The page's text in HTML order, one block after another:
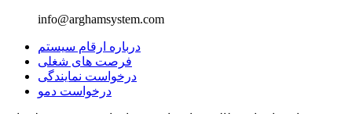
info@arghamsystem.com
درباره ارقام سیستم
فرصت های شغلی
درخواست نمایندگی
درخواست دمو